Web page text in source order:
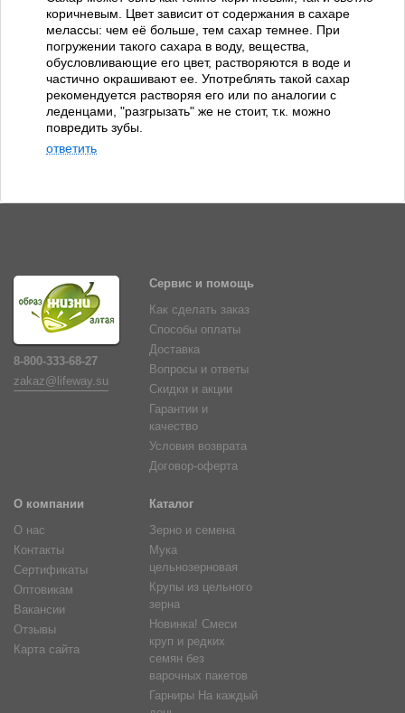
коричневым. Цвет зависит от содержания в сахаре
мелассы: чем её больше, тем сахар темнее. При
погружении такого сахара в воду, вещества,
обусловливающие его цвет, растворяются в воде и
частично окрашивают ее. Употреблять такой сахар
рекомендуется растворяя его или по аналогии с
леденцами, "разгрызать" же не стоит, т.к. можно
повредить зубы.
ответить
8-800-333-68-27
zakaz@lifeway.su
Сервис и помощь
Как сделать заказ
Способы оплаты
Доставка
Вопросы и ответы
Скидки и акции
Гарантии и
качество
Условия возврата
Договор-оферта
О компании
О нас
Контакты
Сертификаты
Оптовикам
Вакансии
Отзывы
Карта сайта
Каталог
Зерно и семена
Мука
цельнозерновая
Крупы из цельного
зерна
Новинка! Смеси
круп и редких
семян без
варочных пакетов
Гарниры На каждый